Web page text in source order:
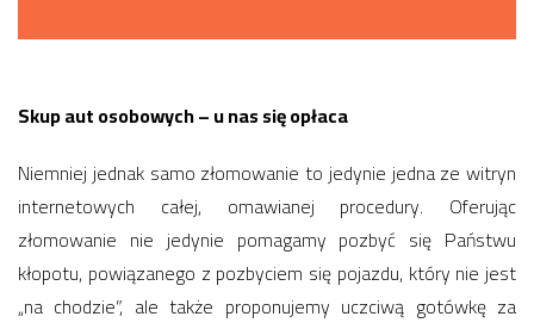
Skup aut osobowych – u nas się opłaca
Niemniej jednak samo złomowanie to jedynie jedna ze witryn
internetowych całej, omawianej procedury. Oferując
złomowanie nie jedynie pomagamy pozbyć się Państwu
kłopotu, powiązanego z pozbyciem się pojazdu, który nie jest
„na chodzie”, ale także proponujemy uczciwą gotówkę za